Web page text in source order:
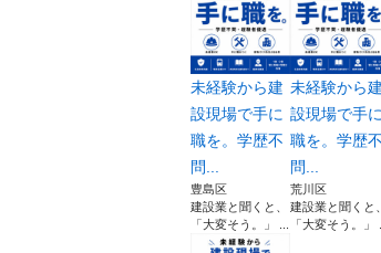
未経験から建
設現場で手に
職を。学歴不
問...
豊島区
建設業と聞くと、
「大変そう。」 ...
未経験から建
設現場で手に
職を。学歴不
問...
荒川区
建設業と聞くと、
「大変そう。」 ...